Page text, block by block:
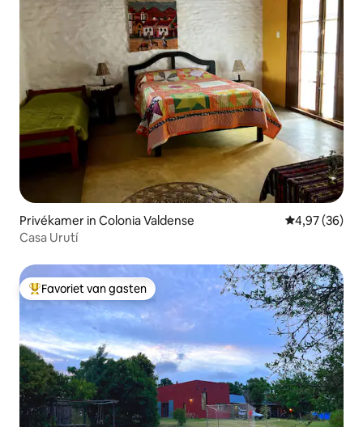
Privékamer in Colonia Valdense Gemiddelde
4,97 (36)
Casa Urutí
Topfavoriet van gasten
Favoriet van gasten